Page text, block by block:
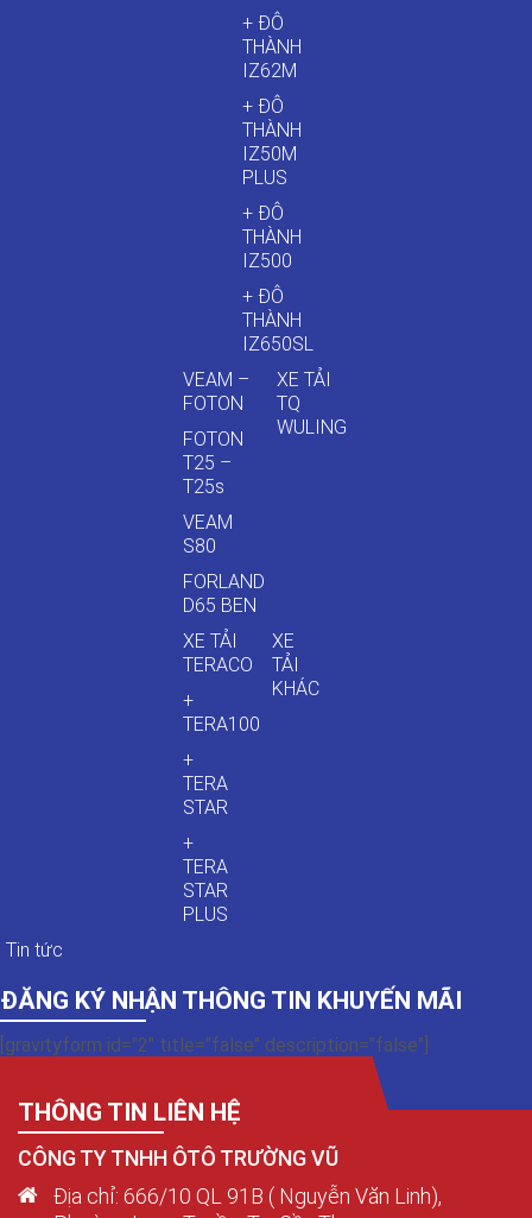
+ ĐÔ
THÀNH
IZ62M
+ ĐÔ
THÀNH
IZ50M
PLUS
+ ĐÔ
THÀNH
IZ500
+ ĐÔ
THÀNH
IZ650SL
VEAM –
FOTON
FOTON
T25 –
T25s
VEAM
S80
FORLAND
D65 BEN
XE TẢI
TQ
WULING
XE TẢI
TERACO
+
TERA100
+
TERA
STAR
+
TERA
STAR
PLUS
XE
TẢI
KHÁC
Tin tức
ĐĂNG KÝ NHẬN THÔNG TIN KHUYẾN MÃI
[gravityform id="2" title="false" description="false"]
THÔNG TIN LIÊN HỆ
CÔNG TY TNHH ÔTÔ TRƯỜNG VŨ
Địa chỉ: 666/10 QL 91B ( Nguyễn Văn Linh),